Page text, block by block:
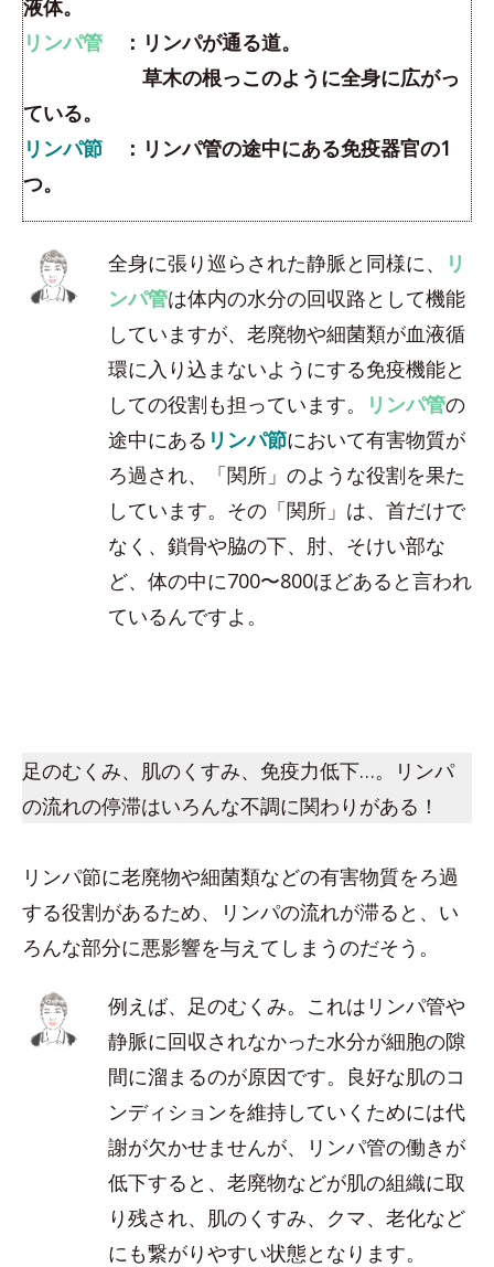
液体。
リンパ管 ：リンパが通る道。
草木の根っこのように全身に広がっ
ている。
リンパ節 ：リンパ管の途中にある免疫器官の1
つ。
全身に張り巡らされた静脈と同様に、
リ
ンパ管は体内の水分の回収路として機能
していますが、老廃物や細菌類が血液循
環に入り込まないようにする免疫機能と
しての役割も担っています。
リンパ管の
途中にある リンパ節において有害物質が
ろ過され、「関所」のような役割を果た
しています。その「関所」は、首だけで
なく、鎖骨や脇の下、肘、そけい部な
ど、体の中に700〜800ほどあると言われ
ているんですよ。
足のむくみ、肌のくすみ、免疫力低下…。リンパ
の流れの停滞はいろんな不調に関わりがある！
リンパ節に老廃物や細菌類などの有害物質をろ過
する役割があるため、リンパの流れが滞ると、い
ろんな部分に悪影響を与えてしまうのだそう。
例えば、足のむくみ。これはリンパ管や
静脈に回収されなかった水分が細胞の隙
間に溜まるのが原因です。良好な肌のコ
ンディションを維持していくためには代
謝が欠かせませんが、リンパ管の働きが
低下すると、老廃物などが肌の組織に取
り残され、肌のくすみ、クマ、老化など
にも繋がりやすい状態となります。